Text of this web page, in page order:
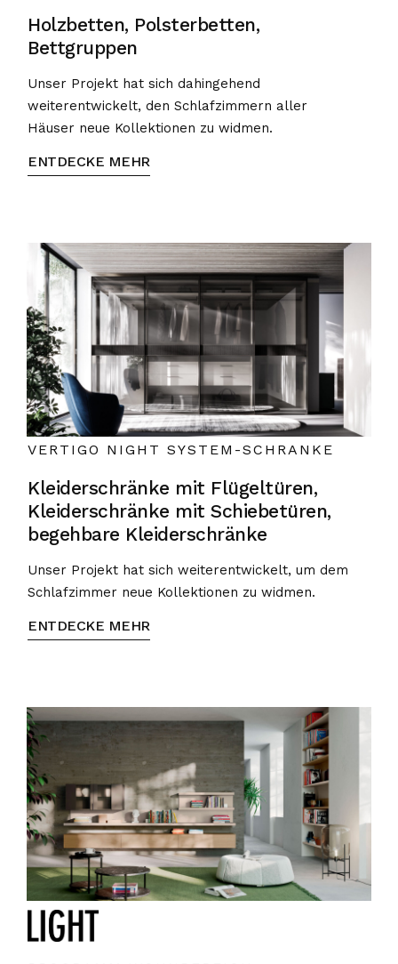
Holzbetten, Polsterbetten,
Bettgruppen
Unser Projekt hat sich dahingehend
weiterentwickelt, den Schlafzimmern aller
Häuser neue Kollektionen zu widmen.
ENTDECKE MEHR
VERTIGO NIGHT SYSTEM-SCHRANKE
Kleiderschränke mit Flügeltüren,
Kleiderschränke mit Schiebetüren,
begehbare Kleiderschränke
Unser Projekt hat sich weiterentwickelt, um dem
Schlafzimmer neue Kollektionen zu widmen.
ENTDECKE MEHR